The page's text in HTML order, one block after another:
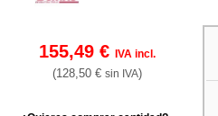
155,49 €IVA incl.
(128,50 €sin IVA)